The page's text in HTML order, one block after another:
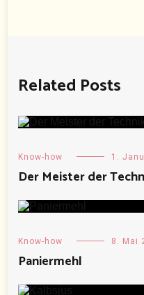
Related Posts
Know-how 1.
Der Meister der
Know-how 8. Mai
Paniermehl